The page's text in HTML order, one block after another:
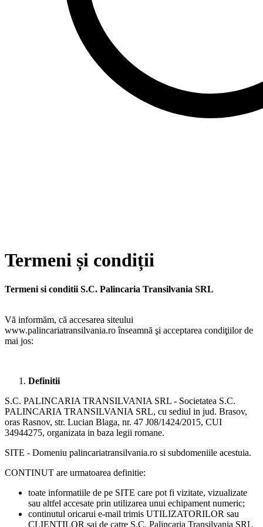
Termeni și condiții
Termeni si conditii S.C. Palincaria Transilvania SRL
Vă informăm, că accesarea siteului
www.palincariatransilvania.ro înseamnă şi acceptarea condiţiilor de
mai jos:
Definitii
S.C. PALINCARIA TRANSILVANIA SRL - Societatea S.C.
PALINCARIA TRANSILVANIA SRL, cu sediul in jud. Brasov,
oras Rasnov, str. Lucian Blaga, nr. 47 J08/1424/2015, CUI
34944275, organizata in baza legii romane.
SITE - Domeniu palincariatransilvania.ro si subdomeniile acestuia.
CONTINUT are urmatoarea definitie:
toate informatiile de pe SITE care pot fi vizitate, vizualizate
sau altfel accesate prin utilizarea unui echipament numeric;
continutul oricarui e-mail trimis UTILIZATORILOR sau
CLIENTILOR sai de catre S.C. Palincaria Transilvania SRL